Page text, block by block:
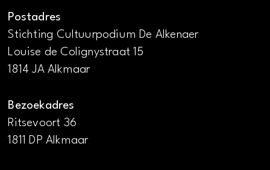
Postadres
Stichting Cultuurpodium De Alkenaer
Louise de Colignystraat 15
1814 JA Alkmaar
Bezoekadres
Ritsevoort 36
1811 DP Alkmaar